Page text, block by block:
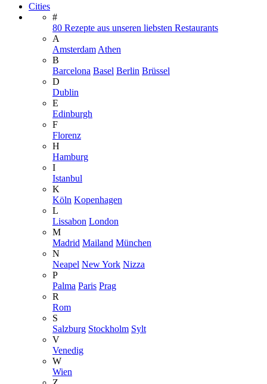
Cities
#
80 Rezepte aus unseren liebsten Restaurants
A
Amsterdam Athen
B
Barcelona Basel Berlin Brüssel
D
Dublin
E
Edinburgh
F
Florenz
H
Hamburg
I
Istanbul
K
Köln Kopenhagen
L
Lissabon London
M
Madrid Mailand München
N
Neapel New York Nizza
P
Palma Paris Prag
R
Rom
S
Salzburg Stockholm Sylt
V
Venedig
W
Wien